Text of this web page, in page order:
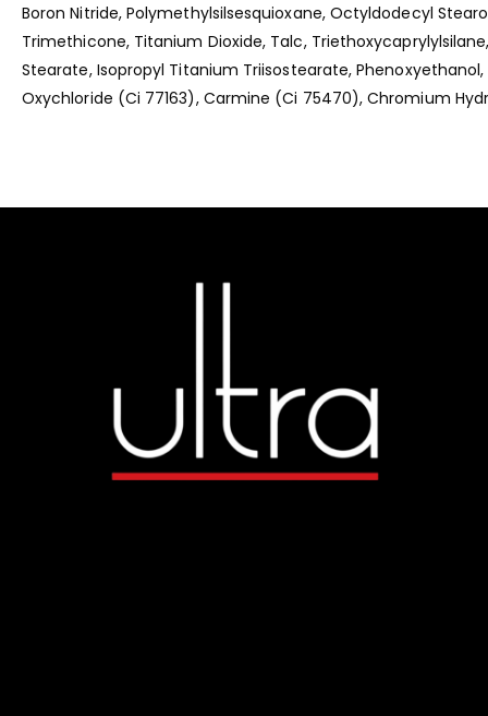
Boron Nitride, Polymethylsilsesquioxane, Octyldodecyl
Trimethicone, Titanium Dioxide, Talc,
Stearate, Isopropyl Titanium Triisostearate,
Oxychloride (Ci 77163), Carmine (Ci 75470), Chromium